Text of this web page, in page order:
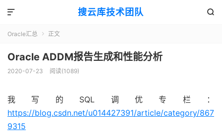
搜云库技术团队 

Oracle汇总  正文
Oracle ADDM报告生成和性能分析
2020-07-23 阅读(1089)
我写的SQL调优专栏：
https://blog.csdn.net/u014427391/article/category/867
9315